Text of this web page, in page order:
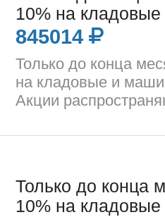
10% на
845014
Только до конца
на кладовые и
Акции
Только до конца
10% на